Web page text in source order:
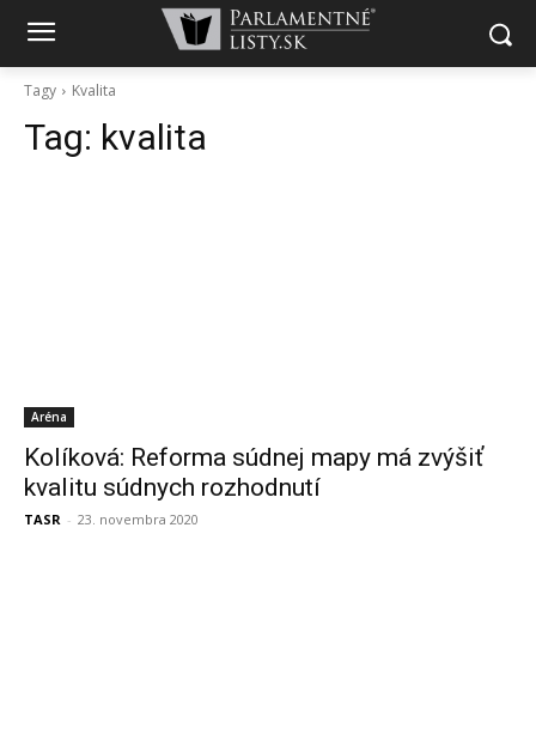
Tagy Kvalita
Tag: kvalita
Aréna
Kolíková: Reforma súdnej mapy má zvýšiť
kvalitu súdnych rozhodnutí
TASR - 23. novembra 2020